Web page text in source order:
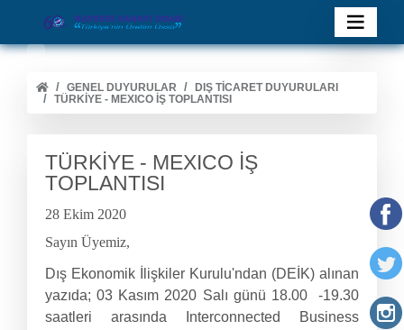
GENEL DUYURULAR
DIŞ TİCARET DUYURULARI
TÜRKİYE - MEXICO İŞ TOPLANTISI
TÜRKİYE - MEXICO İŞ
TOPLANTISI
28 Ekim 2020
Sayın Üyemiz,
Dış Ekonomik İlişkiler Kurulu'ndan (DEİK) alınan
yazıda; 03 Kasım 2020 Salı günü 18.00 -19.30
saatleri arasında Interconnected Business